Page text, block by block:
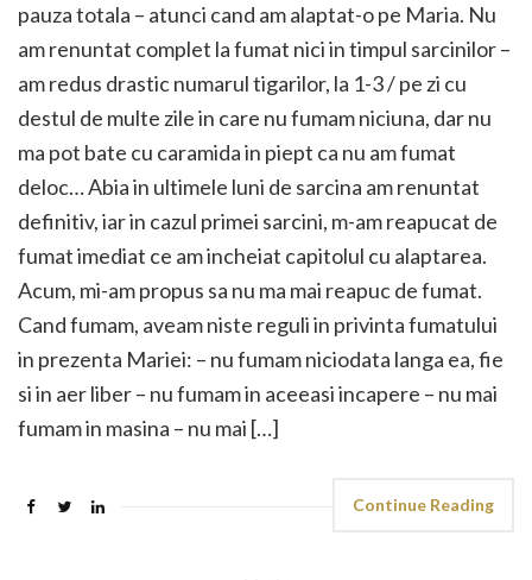
pauza totala – atunci cand am alaptat-o pe Maria. Nu
am renuntat complet la fumat nici in timpul sarcinilor –
am redus drastic numarul tigarilor, la 1-3 / pe zi cu
destul de multe zile in care nu fumam niciuna, dar nu
ma pot bate cu caramida in piept ca nu am fumat
deloc… Abia in ultimele luni de sarcina am renuntat
definitiv, iar in cazul primei sarcini, m-am reapucat de
fumat imediat ce am incheiat capitolul cu alaptarea.
Acum, mi-am propus sa nu ma mai reapuc de fumat.
Cand fumam, aveam niste reguli in privinta fumatului
in prezenta Mariei: – nu fumam niciodata langa ea, fie
si in aer liber – nu fumam in aceeasi incapere – nu mai
fumam in masina – nu mai […]
Continue Reading